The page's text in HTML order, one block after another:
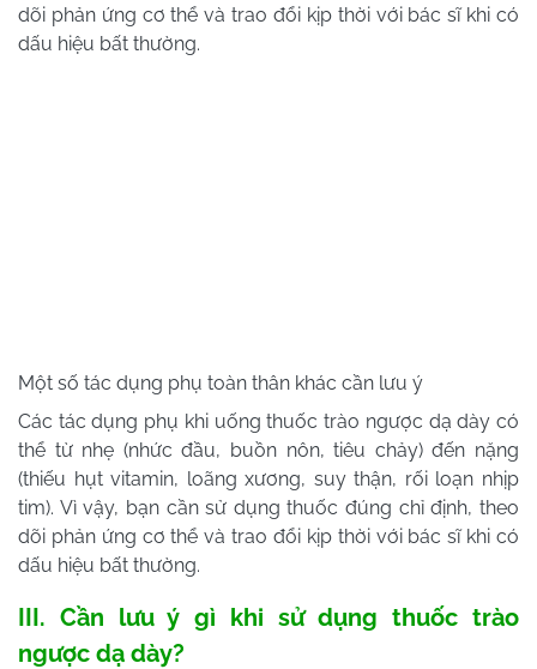
dõi phản ứng cơ thể và trao đổi kịp thời với bác sĩ khi có
dấu hiệu bất thường.
Một số tác dụng phụ toàn thân khác cần lưu ý
Các tác dụng phụ khi uống thuốc trào ngược dạ dày có
thể từ nhẹ (nhức đầu, buồn nôn, tiêu chảy) đến nặng
(thiếu hụt vitamin, loãng xương, suy thận, rối loạn nhịp
tim). Vì vậy, bạn cần sử dụng thuốc đúng chỉ định, theo
dõi phản ứng cơ thể và trao đổi kịp thời với bác sĩ khi có
dấu hiệu bất thường.
III. Cần lưu ý gì khi sử dụng thuốc trào
ngược dạ dày?